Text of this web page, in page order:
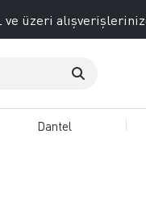
ve üzeri
Dantel